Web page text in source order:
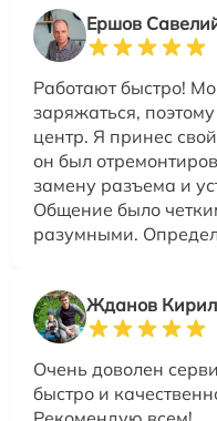
Ершов
Работают быстро!
заряжаться,
центр. Я принес
он был
замену разъема и
Общение было
разумными.
Жданов
Очень доволен
быстро и